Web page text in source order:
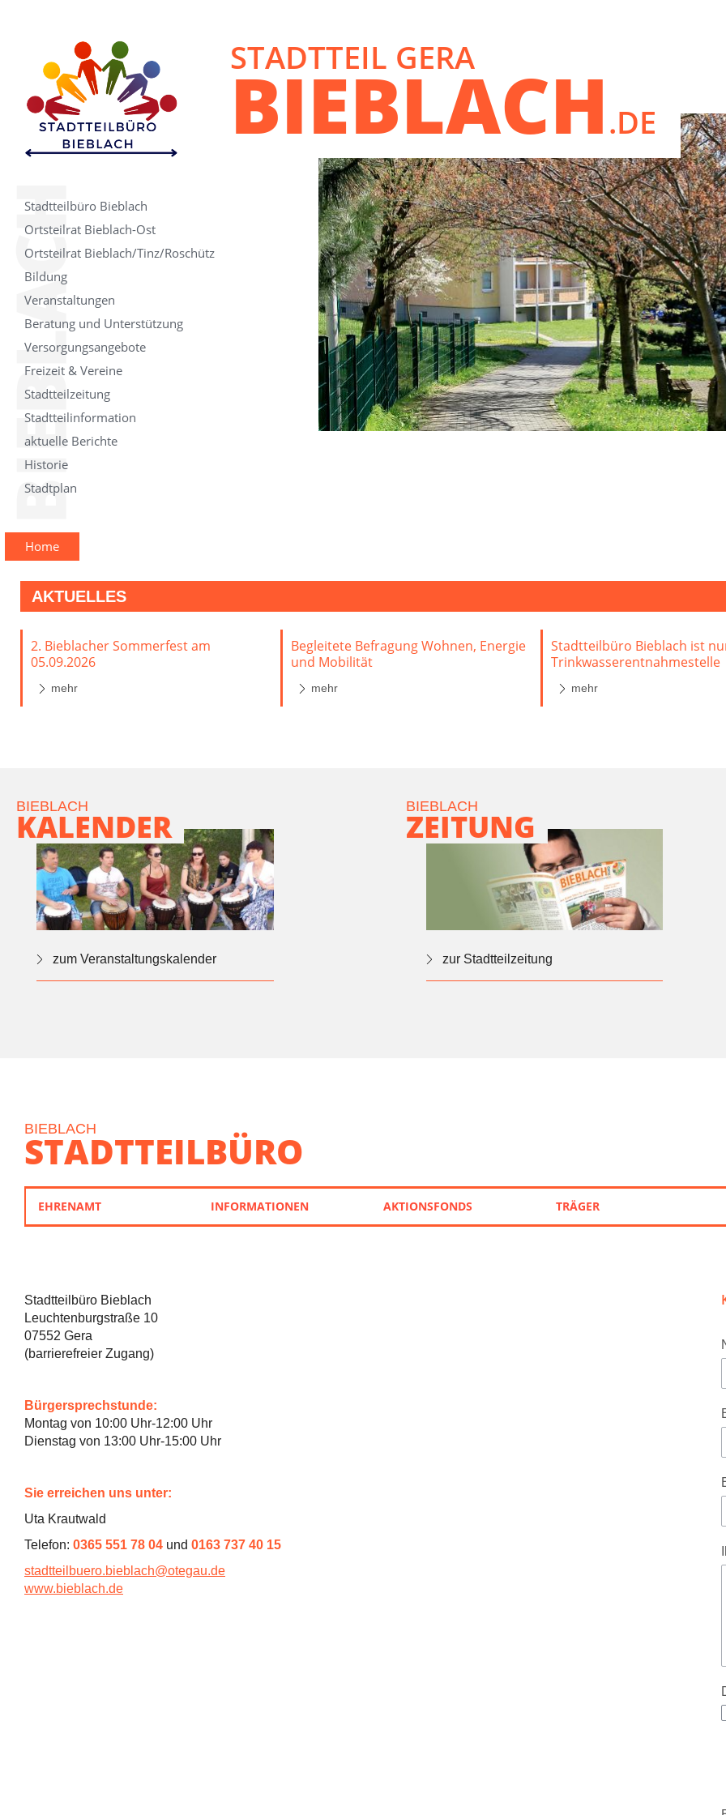
STADTTEIL GERA
BIEBLACH.DE
Home
Stadtteilbüro Bieblach
Ortsteilrat Bieblach-Ost
Ortsteilrat Bieblach/Tinz/Roschütz
Bildung
Veranstaltungen
Beratung und Unterstützung
Versorgungsangebote
Freizeit & Vereine
Stadtteilzeitung
Stadtteilinformation
aktuelle Berichte
Historie
Stadtplan
AKTUELLES
2. Bieblacher Sommerfest am
05.09.2026
mehr
Begleitete Befragung Wohnen, Energie
und Mobilität
mehr
Stadtteilbüro Bieblach ist
Trinkwasserentnahmestelle
mehr
BIEBLACH
KALENDER
zum Veranstaltungskalender
BIEBLACH
ZEITUNG
zur Stadtteilzeitung
BIEBLACH
STADTTEILBÜRO
EHRENAMT AKTIONSFONDS TRÄGER
INFORMATIONEN
Stadtteilbüro Bieblach
Leuchtenburgstraße 10
07552 Gera
(barrierefreier Zugang)
Bürgersprechstunde:
Montag von 10:00 Uhr-12:00 Uhr
Dienstag von 13:00 Uhr-15:00 Uhr
Sie erreichen uns unter:
Uta Krautwald
Telefon: 0365 551 78 04 und 0163 737 40 15
stadtteilbuero.bieblach@otegau.de
www.bieblach.de